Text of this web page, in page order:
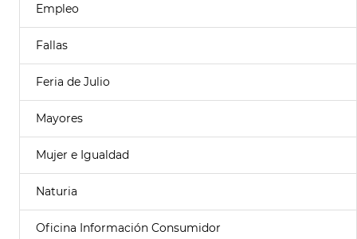
Empleo
Fallas
Feria de Julio
Mayores
Mujer e Igualdad
Naturia
Oficina Información Consumidor